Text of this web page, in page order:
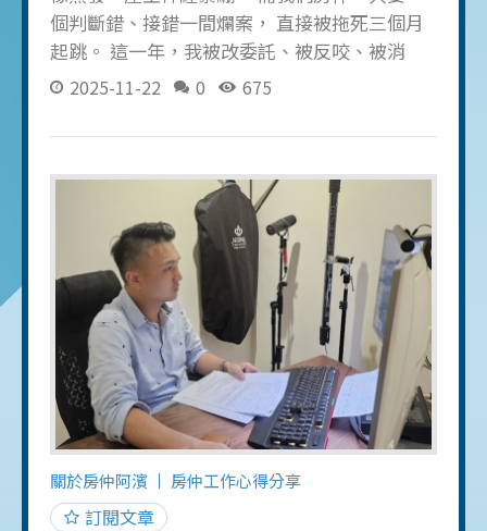
個判斷錯、接錯一間爛案， 直接被拖死三個月
起跳。 這一年，我被改委託、被反咬、被消
失、被情勒、被拖到半夜失眠， 也一次比一次
多快看懂局、多快看懂人。 今天早上，我花兩
&mdash;&mdash; 很多房仲會做不出業績，不
是因為不努力，是因為太天真。 我直接挑選
「三件我看到馬上想摔手機的殘酷真相」， 如
果你今年也被傷過、也覺得自己快熬不住， 這
篇你會很有感。 🔥【01】你急著簽委託的樣
子．．真的很像我 14 年前的自己 靖豪講的第一
句話，我真的笑不出來： 「不要急著簽委託，
行情都還沒搞懂就衝，是會死人的。」 很多房
仲一看到屋主就衝動簽， 結果隔天就發現
&mdash;&mdash; 附近預售屋比實品屋還便
宜、比你開價還低。 你怎麼賣？ 我以前也犯
過。 還記得年初接了一
2025-11-22 0 675
關於房仲阿濱 房仲工作心得分享
訂閱文章